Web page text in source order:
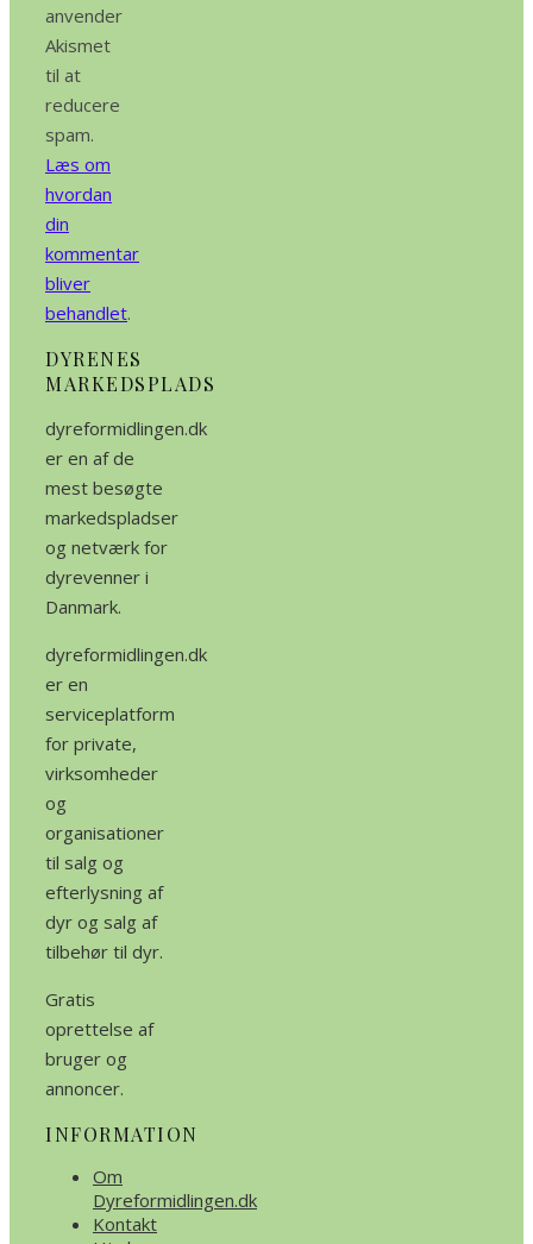
anvender
Akismet
til at
reducere
spam.
Læs om
hvordan
din
kommentar
bliver
behandlet.
DYRENES
MARKEDSPLADS
dyreformidlingen.dk
er en af de
mest besøgte
markedspladser
og netværk for
dyrevenner i
Danmark.
dyreformidlingen.dk
er en
serviceplatform
for private,
virksomheder
og
organisationer
til salg og
efterlysning af
dyr og salg af
tilbehør til dyr.
Gratis
oprettelse af
bruger og
annoncer.
INFORMATION
Om
Dyreformidlingen.dk
Kontakt